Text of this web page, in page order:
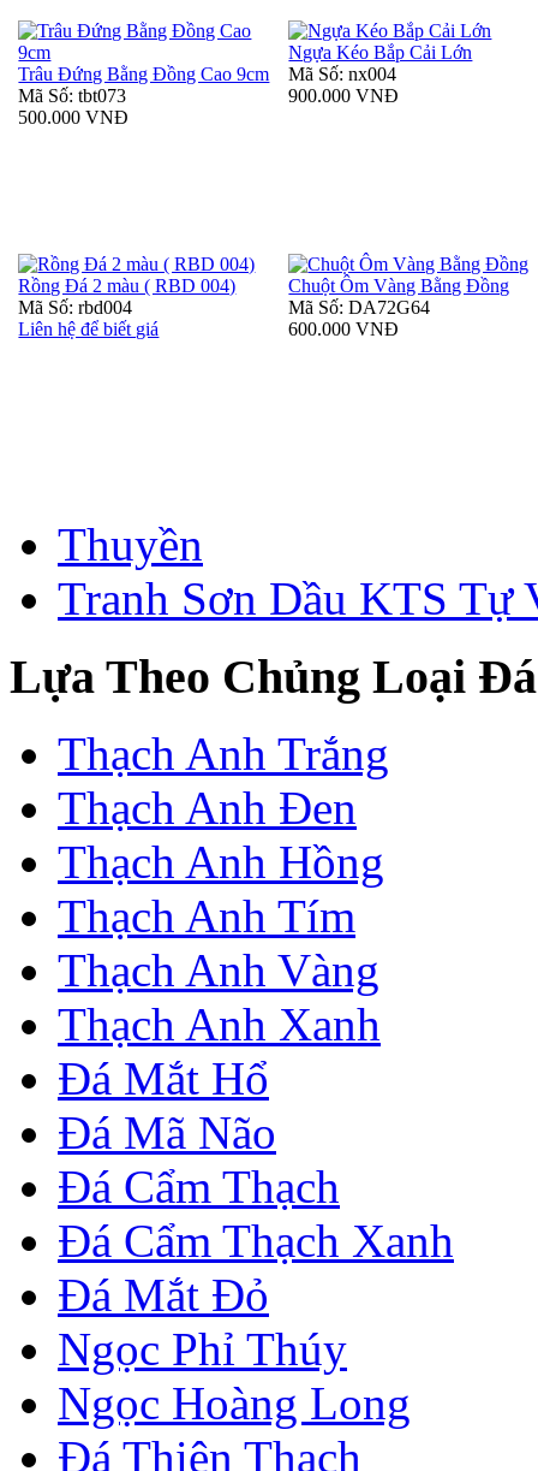
Trâu Đứng Bằng Đồng Cao 9cm
Mã Số: tbt073
500.000 VNĐ
Ngựa Kéo Bắp Cải Lớn
Mã Số: nx004
900.000 VNĐ
Rồng Đá 2 màu ( RBD 004)
Mã Số: rbd004
Liên hệ để biết giá
Chuột Ôm Vàng Bằng Đồng
Mã Số: DA72G64
600.000 VNĐ
Thuyền
Tranh Sơn Dầu KTS Tự
Lựa Theo Chủng Loại Đá
Thạch Anh Trắng
Thạch Anh Đen
Thạch Anh Hồng
Thạch Anh Tím
Thạch Anh Vàng
Thạch Anh Xanh
Đá Mắt Hổ
Đá Mã Não
Đá Cẩm Thạch
Đá Cẩm Thạch Xanh
Đá Mắt Đỏ
Ngọc Phỉ Thúy
Ngọc Hoàng Long
Đá Thiên Thạch